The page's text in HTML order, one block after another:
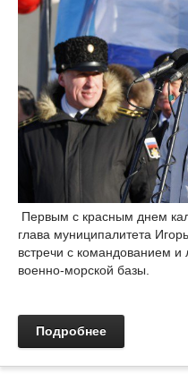
Первым с красным днем
глава муниципалитета
встречи с командованием
военно-морской базы.
Подробнее